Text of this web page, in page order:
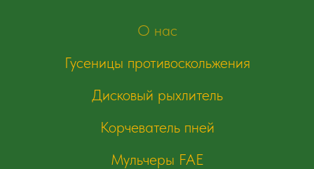
О нас
Гусеницы противоскольжения
Дисковый рыхлитель
Корчеватель пней
Мульчеры FAE